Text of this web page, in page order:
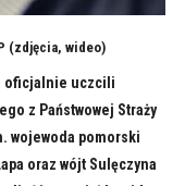
(zdjęcia, wideo)
oficjalnie uczcili
z Państwowej Straży
wojewoda pomorski
oraz wójt Sulęczyna